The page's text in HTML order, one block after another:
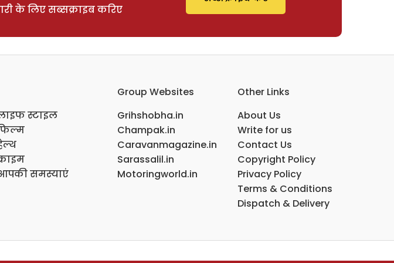
के लिए सब्सक्राइब करिए
स्टाइल
समस्याएं
Group Websites
Grihshobha.in
Champak.in
Caravanmagazine.in
Sarassalil.in
Motoringworld.in
Other Links
About Us
Write for us
Contact Us
Copyright Policy
Privacy Policy
Terms & Conditions
Dispatch & Delivery